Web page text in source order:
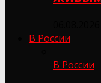
В России
В России